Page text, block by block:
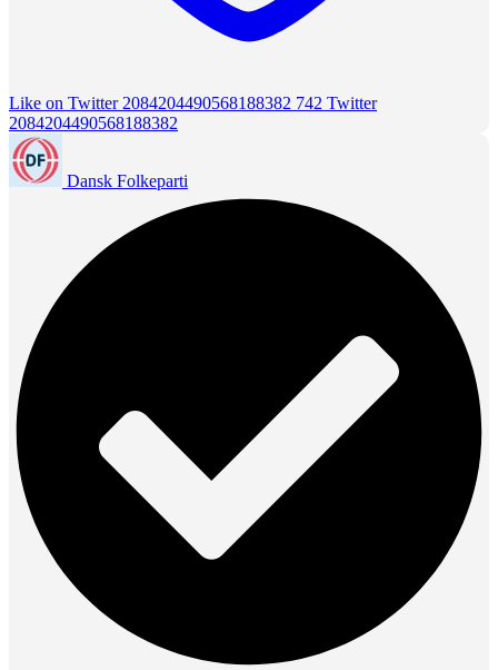
Like on Twitter 2084204490568188382 742 Twitter
2084204490568188382
Dansk Folkeparti